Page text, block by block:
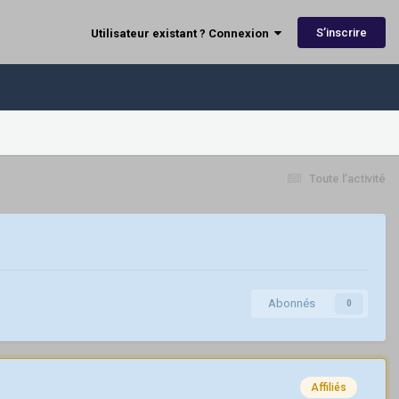
Utilisateur existant ? Connexion S’inscrire
Toute l’activité
Abonnés 0
Affiliés